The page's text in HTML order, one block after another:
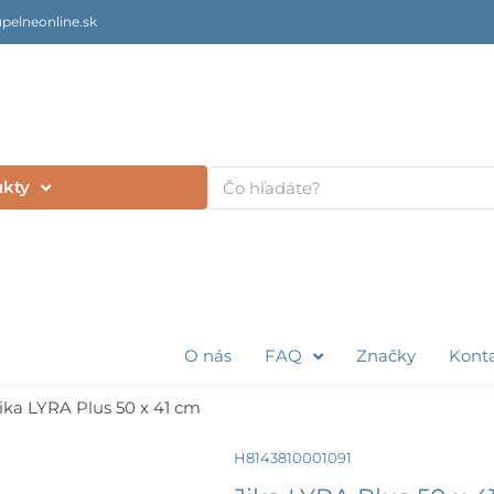
Vyhľadať
O nás FAQ Značky
LYRA Plus 50 x 41 cm
H8143810001091